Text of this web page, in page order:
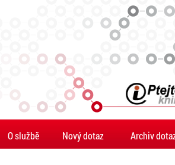
O službě Nový dotaz Archiv